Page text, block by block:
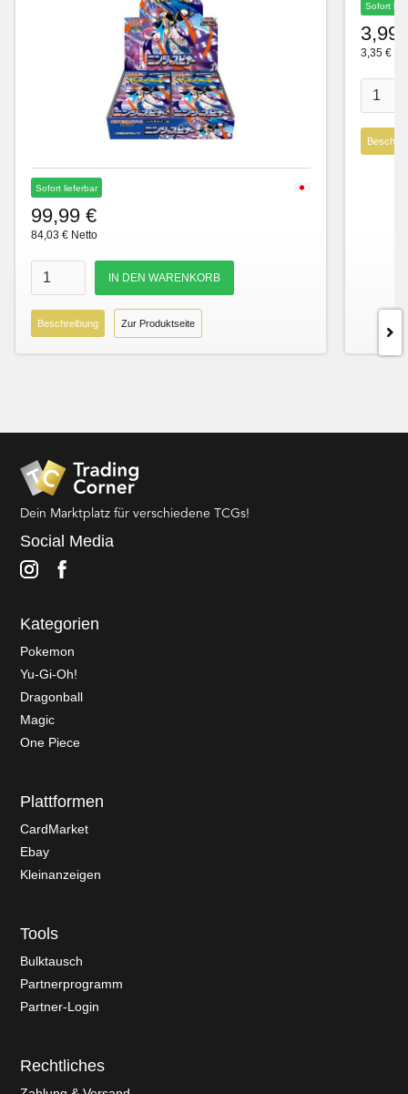
Sofort lieferbar
99,99 €
84,03 € Netto
Beschreibung Zur Produktseite
Sofort
3,99
3,35 €
Dein Marktplatz für verschiedene TCGs!
Social Media
Kategorien
Pokemon
Yu-Gi-Oh!
Dragonball
Magic
One Piece
Plattformen
CardMarket
Ebay
Kleinanzeigen
Tools
Bulktausch
Partnerprogramm
Partner-Login
Rechtliches